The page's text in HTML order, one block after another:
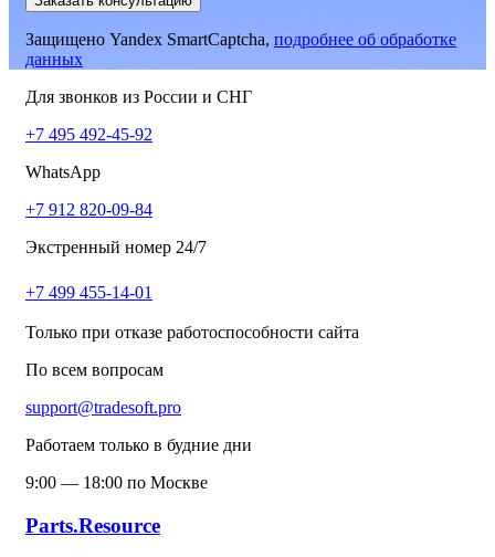
Защищено Yandex SmartCaptcha, подробнее об обработке
данных
Для звонков из России и СНГ
+7 495 492-45-92
WhatsApp
+7 912 820-09-84
Экстренный номер 24/7
+7 499 455-14-01
Только при отказе работоспособности сайта
По всем вопросам
support@tradesoft.pro
Работаем только в будние дни
9:00 — 18:00 по Москве
Parts.Resource